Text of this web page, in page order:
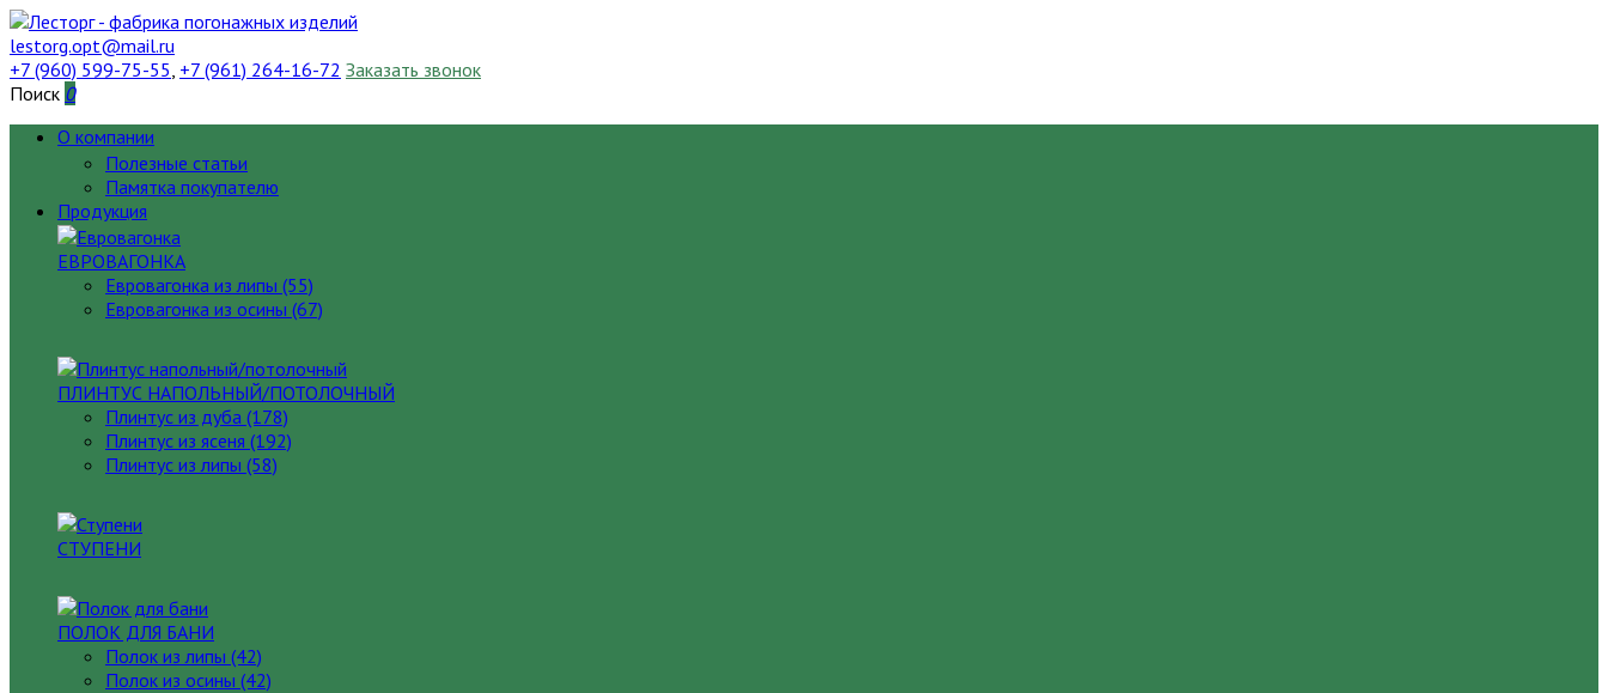
lestorg.opt@mail.ru
+7 (960) 599-75-55, +7 (961) 264-16-72 Заказать звонок
Поиск 0
О компании
Полезные статьи
Памятка покупателю
Продукция
ЕВРОВАГОНКА
Евровагонка из липы (55)
Евровагонка из осины (67)
ПЛИНТУС НАПОЛЬНЫЙ/ПОТОЛОЧНЫЙ
Плинтус из дуба (178)
Плинтус из ясеня (192)
Плинтус из липы (58)
СТУПЕНИ
ПОЛОК ДЛЯ БАНИ
Полок из липы (42)
Полок из осины (42)